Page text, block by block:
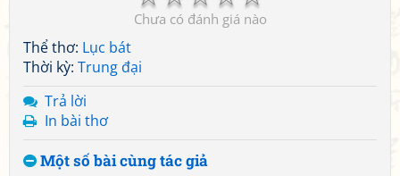
Chưa có đánh giá nào
Thể thơ: Lục bát
Thời kỳ: Trung đại
Trả lời
In bài thơ
Một số bài cùng tác giả